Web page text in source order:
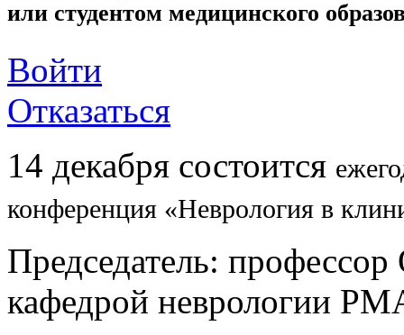
или студентом медицинского
Войти
Отказаться
14 декабря состоится
конференция «Неврология в
Председатель:
кафедрой неврологии